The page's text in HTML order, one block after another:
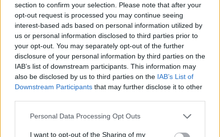
section to confirm your selection. Please note that after your
opt-out request is processed you may continue seeing
interest-based ads based on personal information utilized by
us or personal information disclosed to third parties prior to
your opt-out. You may separately opt-out of the further
disclosure of your personal information by third parties on the
IAB’s list of downstream participants. This information may
also be disclosed by us to third parties on the IAB’s List of
Downstream Participants that may further disclose it to other
Personal Data Processing Opt Outs
I want to opt-out of the Sharing of my
pe patronul PSD-ist
*Guvernul Orban a
blocat vânzarea către
rușii de la Lukoil a
gazelor românești din